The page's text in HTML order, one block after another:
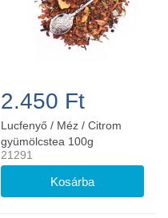
2.450 Ft
Lucfenyő / Méz / Citrom
gyümölcstea 100g
21291